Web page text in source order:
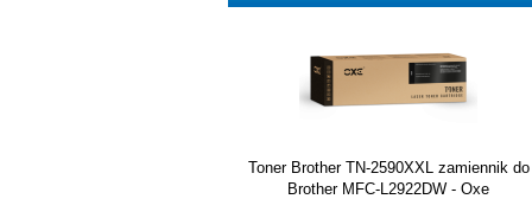
Toner Brother TN-2590XXL zamiennik do
Brother MFC-L2922DW - Oxe